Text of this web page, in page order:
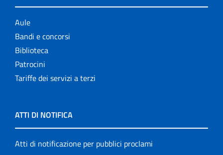
Aule
Bandi e concorsi
Biblioteca
Patrocini
Tariffe dei servizi a terzi
ATTI DI NOTIFICA
Atti di notificazione per pubblici proclami